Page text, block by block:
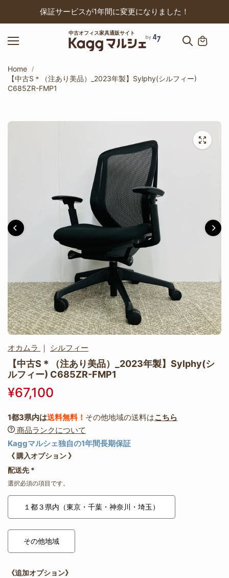
保証サービスが1年間に変更になりました！
中古オフィス家具通販サイト
Home
【中古S＊（注あり美品）_2023年製】Sylphy(シルフィー)
C685ZR-FMP1
オカムラ ｜ シルフィー
【中古S＊（注あり美品）_2023年製】Sylphy(シ
ルフィー) C685ZR-FMP1
¥67,100
1都3県内は送料無料！ その他地域の送料はこちら
商品ランクについて
Kaggマルシェ独自の1年間長期保証
《 購入オプション 》
配送先*
選択必須の項目です。
１都３県内（東京・千葉・神奈川・埼玉）
その他地域
《追加オプション》